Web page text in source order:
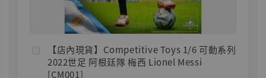
【店內現貨】Competitive Toys 1/6 可動系列
2022世足 阿根廷隊 梅西 Lionel Messi
[CM001]